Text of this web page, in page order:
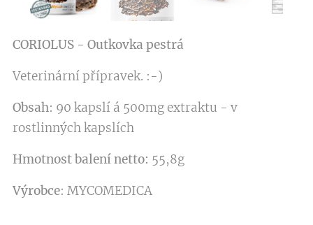
CORIOLUS - Outkovka pestrá
Veterinární přípravek. :-)
Obsah: 90 kapslí á 500mg extraktu - v
rostlinných kapslích
Hmotnost balení netto: 55,8g
Výrobce: MYCOMEDICA